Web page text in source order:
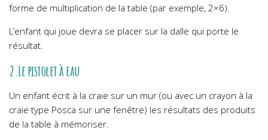
forme de multiplication de la table (par exemple, 2×6).
L’enfant qui joue devra se placer sur la dalle qui porte le
résultat.
2.Le pistolet à eau
Un enfant écrit à la craie sur un mur (ou avec un crayon à la
craie type Posca sur une fenêtre) les résultats des produits
de la table à mémoriser.